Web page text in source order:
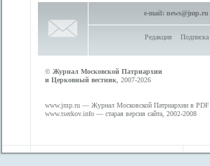
e-mail: news@jmp.ru
Редакция Подписка
© Журнал Московской Патриархии
и Церковный вестник , 2007-2026
www.jmp.ru — Журнал Московской Патриархии в PDF
www.tserkov.info — старая версия сайта, 2002-2008